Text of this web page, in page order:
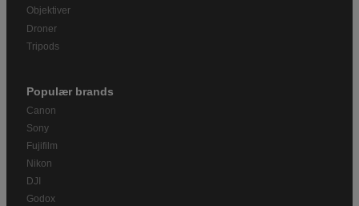
Objektiver
Droner
Tripods
Populær brands
Canon
Sony
Fujifilm
Nikon
DJI
Godox